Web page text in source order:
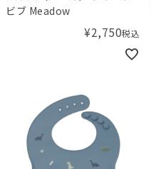
ビブ Meadow
¥2,750税込